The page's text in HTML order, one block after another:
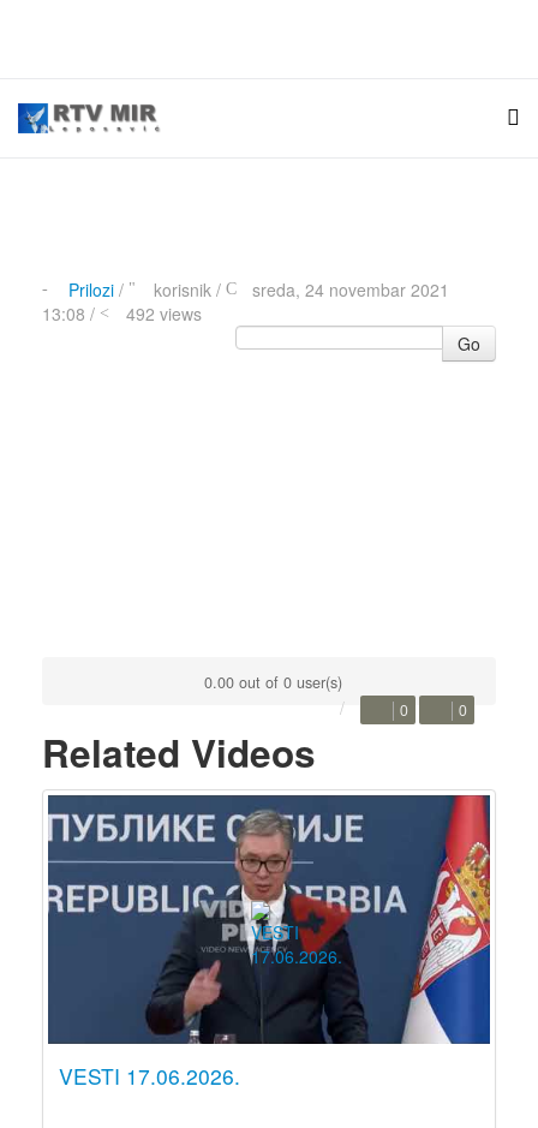
Prilozi/ korisnik /
sreda, 24 novembar 2021
13:08 /
492 views
Go
0.00 out of 0 user(s)
0 0
Related Videos
VESTI 17.06.2026.